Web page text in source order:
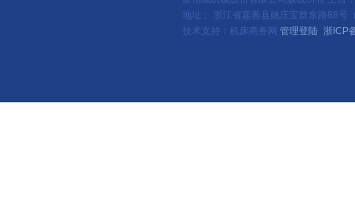
地址： 浙江省嘉善县姚庄宝群东路88号
技术支持：机床商务网 管理登陆 浙ICP